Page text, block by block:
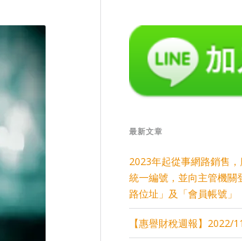
最新文章
2023年起從事網路銷售
統一編號，並向主管機關
路位址」及「會員帳號」
【惠譽財稅週報】2022/